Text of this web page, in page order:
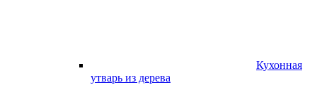
Кухонная
утварь из дерева